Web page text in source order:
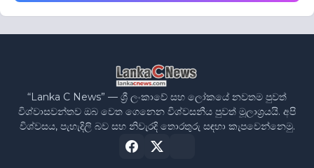
“Lanka C News” — ශ්‍රී ලංකාවේ සහ ලෝකයේ නවතම පුවත්
විශ්වාසවන්තව ඔබ වෙත ගෙනෙන විශ්වසනීය පුවත් මූලාශ්‍රයයි. අපි
විශ්වසය, පැහැදිලි බව සහ නිවැරදි තොරතුරු සඳහා කැපවෙන්නෙමු.